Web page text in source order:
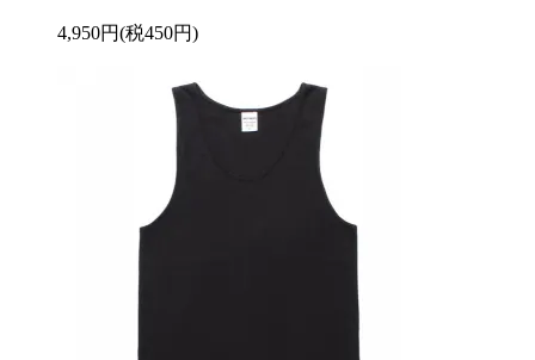
4,950円(税450円)